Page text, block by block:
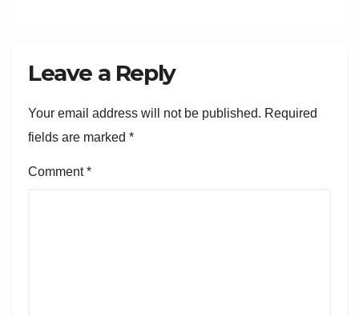
Leave a Reply
Your email address will not be published. Required
fields are marked *
Comment*